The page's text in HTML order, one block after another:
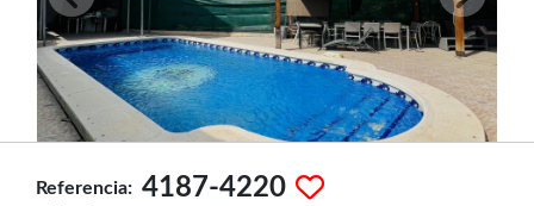
Referencia: 4187-4220